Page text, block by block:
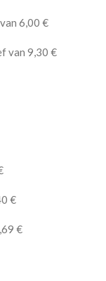
6,00 €
van 9,30 €
€
€